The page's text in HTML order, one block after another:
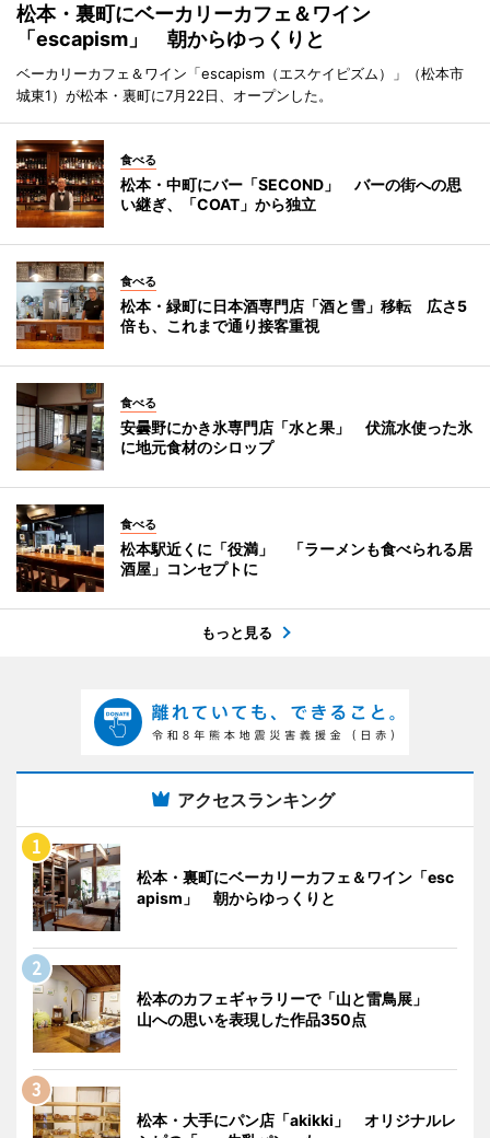
松本・裏町にベーカリーカフェ＆ワイン
「escapism」 朝からゆっくりと
ベーカリーカフェ＆ワイン「escapism（エスケイピズム）」（松本市
城東1）が松本・裏町に7月22日、オープンした。
食べる
松本・中町にバー「SECOND」 バーの街への思
い継ぎ、「COAT」から独立
食べる
松本・緑町に日本酒専門店「酒と雪」移転 広さ5
倍も、これまで通り接客重視
食べる
安曇野にかき氷専門店「水と果」 伏流水使った氷
に地元食材のシロップ
食べる
松本駅近くに「役満」 「ラーメンも食べられる居
酒屋」コンセプトに
もっと見る
アクセスランキング
松本・裏町にベーカリーカフェ＆ワイン「esc
apism」 朝からゆっくりと
松本のカフェギャラリーで「山と雷鳥展」
山への思いを表現した作品350点
松本・大手にパン店「akikki」 オリジナルレ